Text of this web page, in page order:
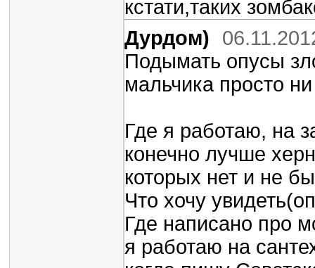
кстати,таких
Дурдом)
Подымать опусы
мальчика просто
Где я работаю, на
конечно лучше
которых нет и не
Что хочу
Где написано про
я работаю на